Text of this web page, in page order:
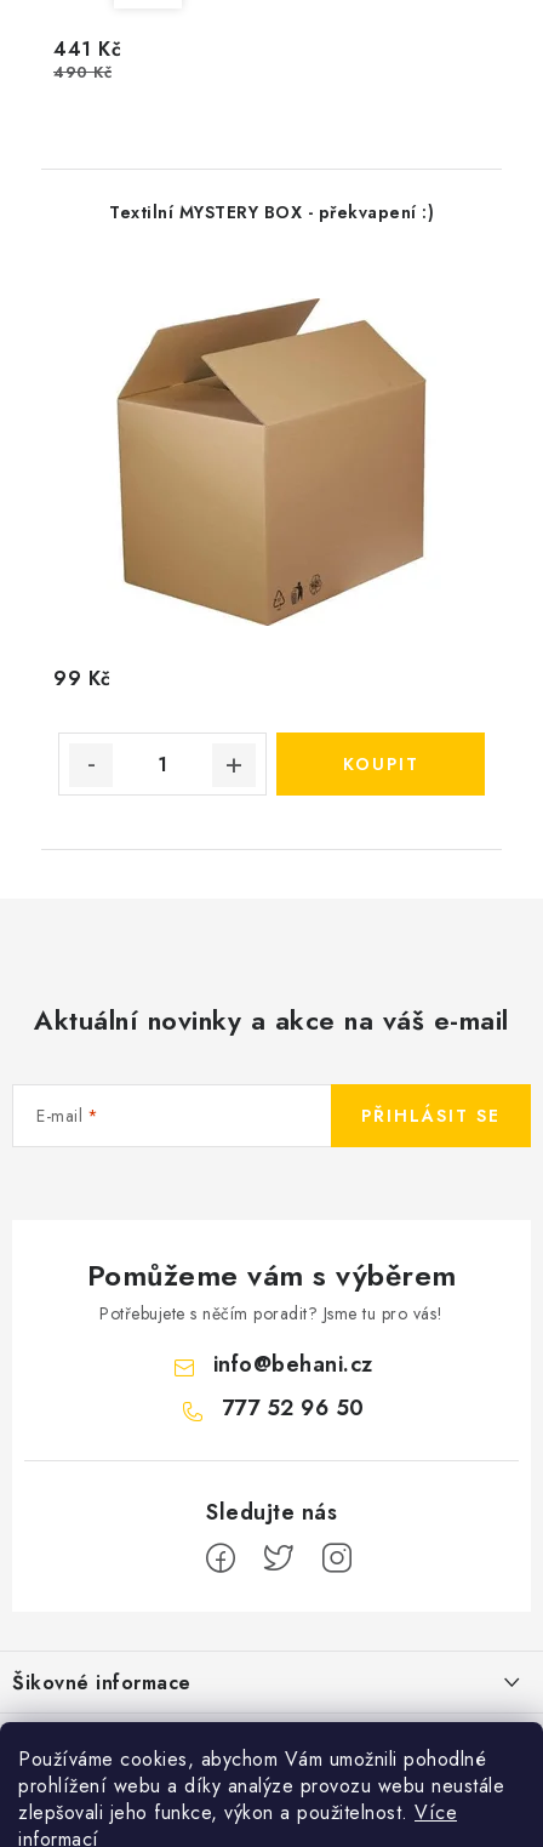
Používáme cookies, abychom Vám umožnili pohodlné
prohlížení webu a díky analýze provozu webu neustále
zlepšovali jeho funkce, výkon a použitelnost. Více
informací
441 Kč
490 Kč
Textilní MYSTERY BOX - překvapení :)
99 Kč
Aktuální novinky a akce na váš e-mail
E-mail PŘIHLÁSIT SE
Pomůžeme vám s výběrem
Potřebujete s něčím poradit? Jsme tu pro vás!
info@behani.cz
777 52 96 50
á
p
a
Šikovné informace
Ceník dopravy
Moje objednávka
Jak vyměnit nebo vrátit zboží
Běžecké zajímavosti
Proč jít běhat právě o víkendu?
Přijímáme online platby